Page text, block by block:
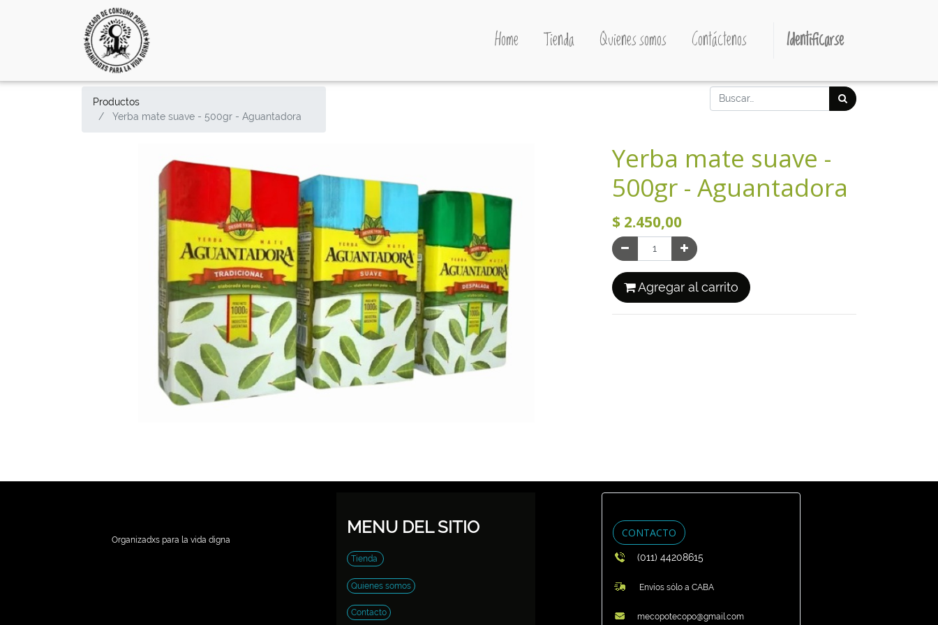
Home Tienda Quienes somos Contáctenos Identificarse
Productos
Yerba mate suave - 500gr - Aguantadora
Yerba mate suave -
500gr - Aguantadora
$ 2.450,00
Agregar al carrito
Organizadxs para la vida digna
MENU DEL SITIO
Tienda
Quienes somos
Contacto
CONTACTO
(011) 44208615
Envíos sólo a CABA
mecopotecopo@gmail.com